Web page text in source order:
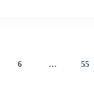
6 … 55